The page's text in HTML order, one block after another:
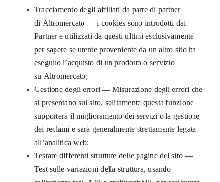
Tracciamento degli affiliati da parte di partner
di Altromercato— i cookies sono introdotti dai
Partner e utilizzati da questi ultimi esclusivamente
per sapere se utente proveniente da un altro sito ha
eseguito l’acquisto di un prodotto o servizio
su Altromercato;
Gestione degli errori — Misurazione degli errori che
si presentano sul sito, solitamente questa funzione
supporterà il miglioramento dei servizi o la gestione
dei reclami e sarà generalmente strettamente legata
all’analitica web;
Testare differenti strutture delle pagine del sito —
Test sulle variazioni della struttura, usando